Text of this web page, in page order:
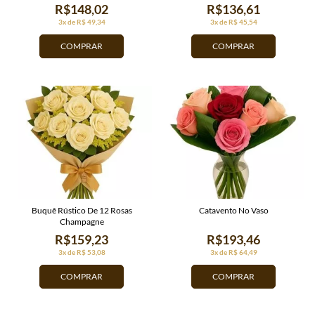
COMPRAR
3x de R$ 49,34
R$148,02
COMPRAR
3x de R$ 45,54
R$136,61
COMPRAR
3x de R$ 53,08
R$159,23
Buquê Rústico De 12 Rosas
Champagne
COMPRAR
3x de R$ 64,49
R$193,46
Catavento No Vaso